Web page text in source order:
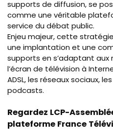
supports de diffusion, se
comme une véritable
service du débat public.
Enjeu majeur, cette
une implantation et une
supports en s’adaptant aux
l’écran de télévision à
ADSL, les réseaux sociaux,
podcasts.
Regardez LCP-
plateforme France